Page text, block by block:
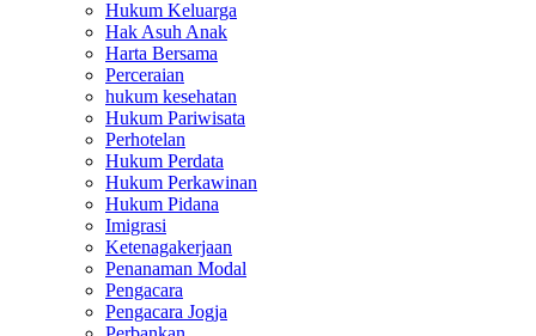
Hukum Keluarga
Hak Asuh Anak
Harta Bersama
Perceraian
hukum kesehatan
Hukum Pariwisata
Perhotelan
Hukum Perdata
Hukum Perkawinan
Hukum Pidana
Imigrasi
Ketenagakerjaan
Penanaman Modal
Pengacara
Pengacara Jogja